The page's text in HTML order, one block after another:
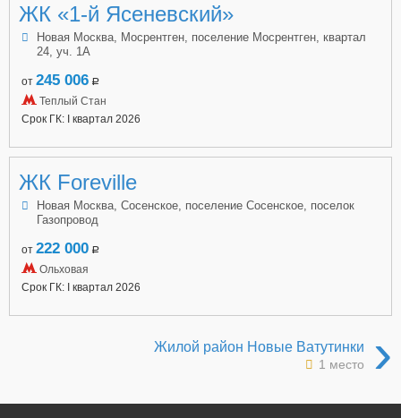
ЖК «1-й Ясеневский»
Новая Москва, Мосрентген, поселение Мосрентген, квартал
24, уч. 1А
от 245 006 a
Теплый Стан
Срок ГК: I квартал 2026
ЖК Foreville
Новая Москва, Сосенское, поселение Сосенское, поселок
Газопровод
от 222 000 a
Ольховая
Срок ГК: I квартал 2026
›
Жилой район Новые Ватутинки
1 место